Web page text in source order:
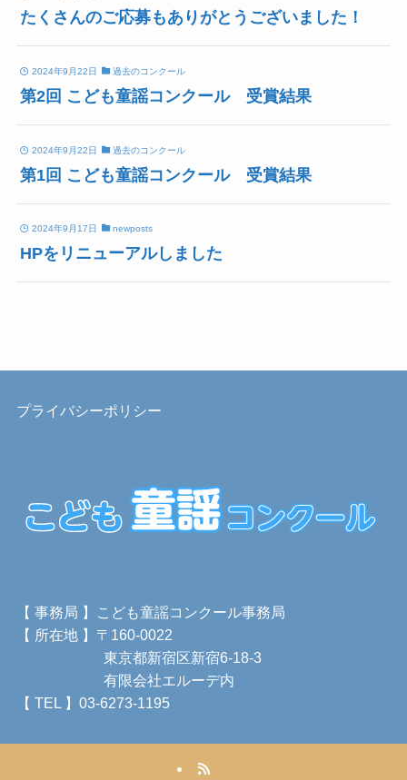
たくさんのご応募もありがとうございました！
2024年9月22日 過去のコンクール
第2回 こども童謡コンクール 受賞結果
2024年9月22日 過去のコンクール
第1回 こども童謡コンクール 受賞結果
2024年9月17日 newposts
HPをリニューアルしました
プライバシーポリシー
【 事務局 】こども童謡コンクール事務局
【 所在地 】〒160-0022
東京都新宿区新宿6-18-3
有限会社エルーデ内
【 TEL 】03-6273-1195